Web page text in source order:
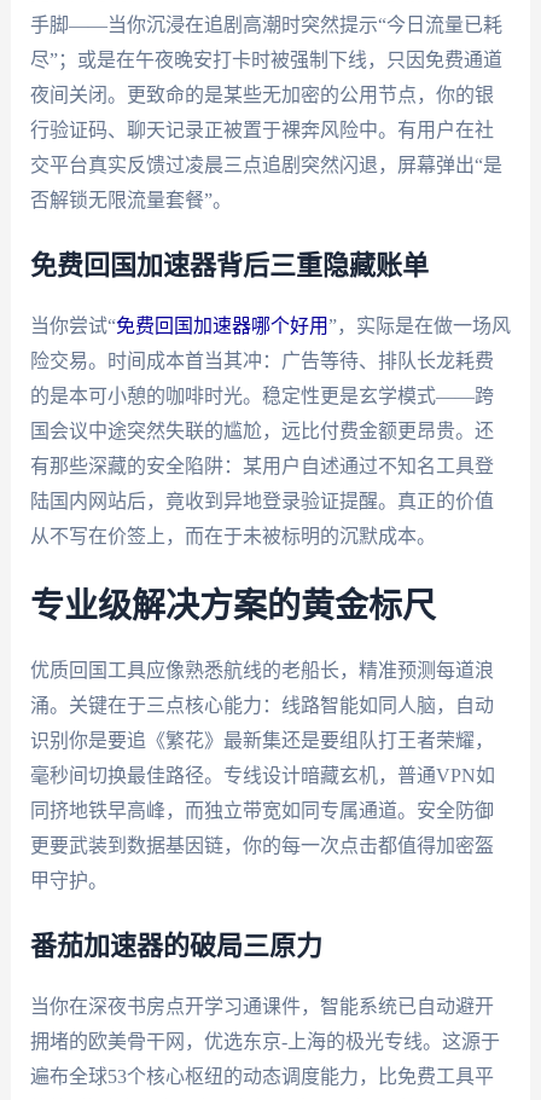
手脚——当你沉浸在追剧高潮时突然提示“今日流量已耗
尽”；或是在午夜晚安打卡时被强制下线，只因免费通道
夜间关闭。更致命的是某些无加密的公用节点，你的银
行验证码、聊天记录正被置于裸奔风险中。有用户在社
交平台真实反馈过凌晨三点追剧突然闪退，屏幕弹出“是
否解锁无限流量套餐”。
免费回国加速器背后三重隐藏账单
当你尝试“免费回国加速器哪个好用”，实际是在做一场风
险交易。时间成本首当其冲：广告等待、排队长龙耗费
的是本可小憩的咖啡时光。稳定性更是玄学模式——跨
国会议中途突然失联的尴尬，远比付费金额更昂贵。还
有那些深藏的安全陷阱：某用户自述通过不知名工具登
陆国内网站后，竟收到异地登录验证提醒。真正的价值
从不写在价签上，而在于未被标明的沉默成本。
专业级解决方案的黄金标尺
优质回国工具应像熟悉航线的老船长，精准预测每道浪
涌。关键在于三点核心能力：线路智能如同人脑，自动
识别你是要追《繁花》最新集还是要组队打王者荣耀，
毫秒间切换最佳路径。专线设计暗藏玄机，普通VPN如
同挤地铁早高峰，而独立带宽如同专属通道。安全防御
更要武装到数据基因链，你的每一次点击都值得加密盔
甲守护。
番茄加速器的破局三原力
当你在深夜书房点开学习通课件，智能系统已自动避开
拥堵的欧美骨干网，优选东京-上海的极光专线。这源于
遍布全球53个核心枢纽的动态调度能力，比免费工具平